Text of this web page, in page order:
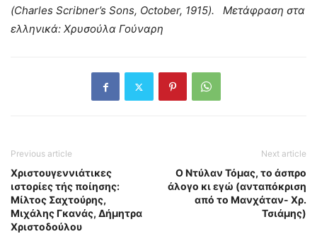
(Charles Scribner’s Sons, October, 1915). Μετάφραση στα
ελληνικά: Χρυσούλα Γούναρη
Previous article
Χριστουγεννιάτικες
ιστορίες τής ποίησης:
Μίλτος Σαχτούρης,
Μιχάλης Γκανάς, Δήμητρα
Χριστοδούλου
Next article
O Ντύλαν Τόμας, το άσπρο
άλογο κι εγώ (ανταπόκριση
από το Μανχάταν- Χρ.
Τσιάμης)